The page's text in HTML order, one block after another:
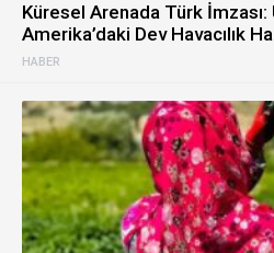
HABER
Küresel Arenada Türk İmzası:
Amerika’daki Dev Havacılık